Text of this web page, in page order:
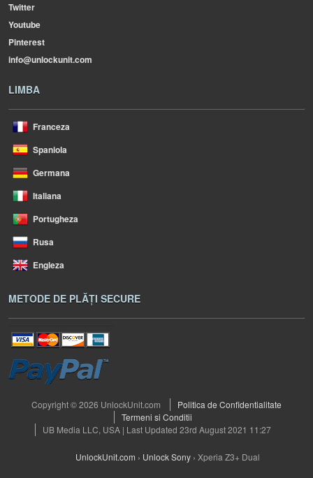
Twitter
Youtube
Pinterest
info@unlockunit.com
LIMBA
Franceza
Spaniola
Germana
Italiana
Portugheza
Rusa
Engleza
METODE DE PLĂȚI SECURE
Copyright © 2026 UnlockUnit.com
Politica de Confidentialitate
Termeni si Conditii
UB Media LLC, USA | Last Updated 23rd August 2021 11:27
UnlockUnit.com › Unlock Sony › Xperia Z3+ Dual